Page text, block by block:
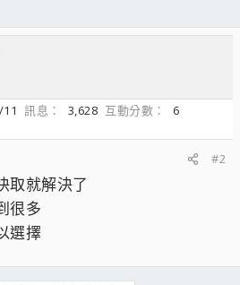
訊息 3,628 互動分數
6
#2
取就解決了
很多
選擇